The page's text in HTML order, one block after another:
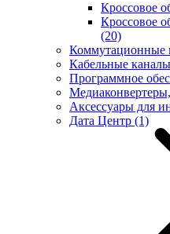
Кроссовое
Кроссовое
(20)
Коммутационные
Кабельные каналы
Программное
Аксессуары для
Дата Центр (1)